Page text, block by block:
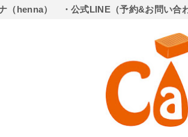
（henna） ・公式LINE（予約&お問い合